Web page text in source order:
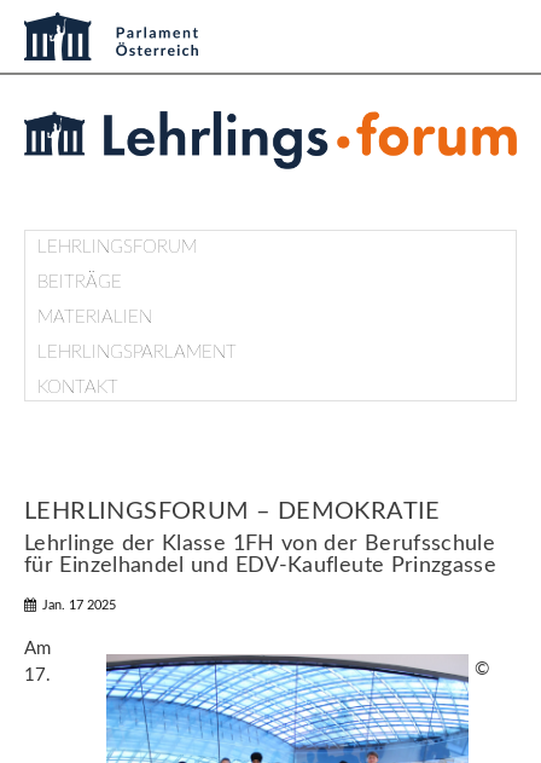
LEHRLINGSFORUM
BEITRÄGE
MATERIALIEN
LEHRLINGSPARLAMENT
KONTAKT
LEHRLINGSFORUM – DEMOKRATIE
Lehrlinge der Klasse 1FH von der Berufsschule
für Einzelhandel und EDV-Kaufleute Prinzgasse
Jan. 17 2025
©
Am
17.